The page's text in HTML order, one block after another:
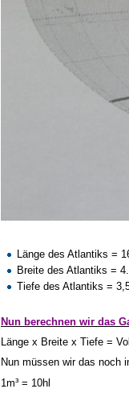
Länge des Atlantiks =
Breite des Atlantiks =
Tiefe des Atlantiks =
Nun berechnen wir das
Länge x Breite x Tiefe =
Nun müssen wir das noch
1m³ = 10hl